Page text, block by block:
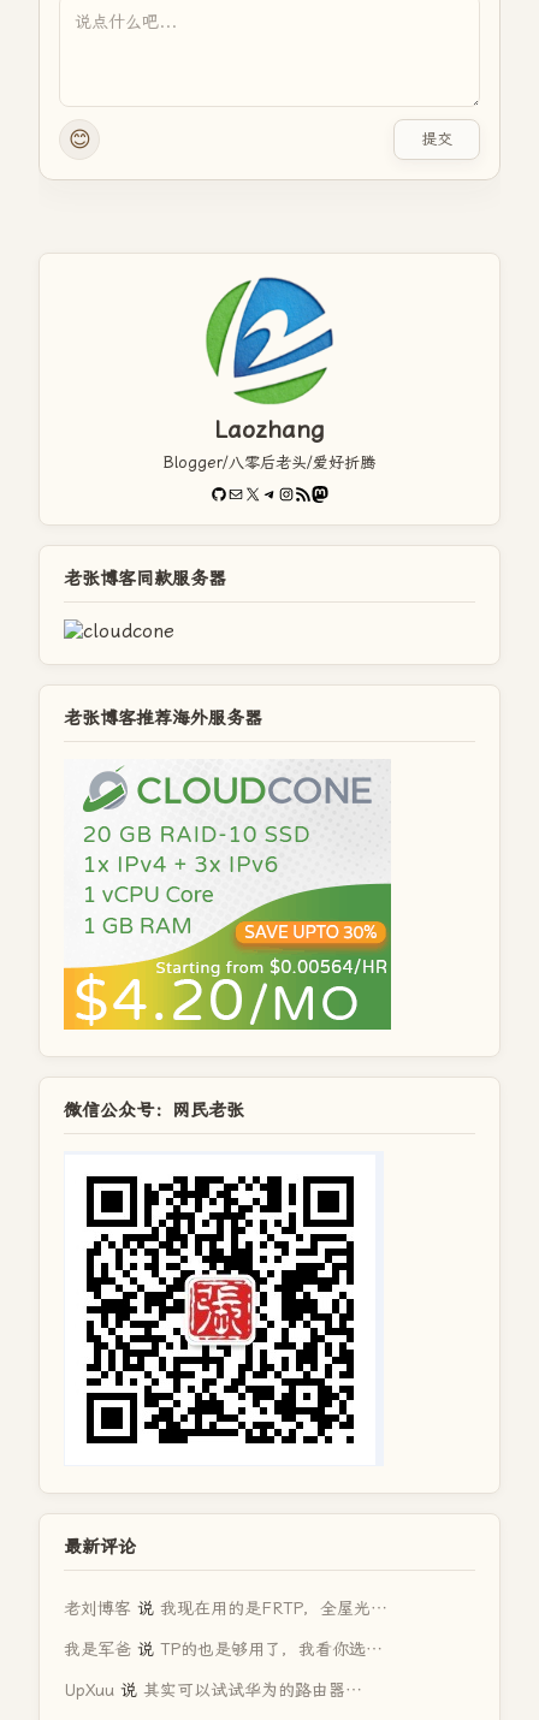
😊 提交
Laozhang
Blogger/八零后老头/爱好折腾
GitHub
电子邮件X Telegram
Instagram
RSS FeedMastodon
老张博客同款服务器
老张博客推荐海外服务器
微信公众号：网民老张
最新评论
老刘博客 说 我现在用的是FRTP，全屋光…
我是军爸 说 TP的也是够用了，我看你选…
UpXuu 说 其实可以试试华为的路由器…